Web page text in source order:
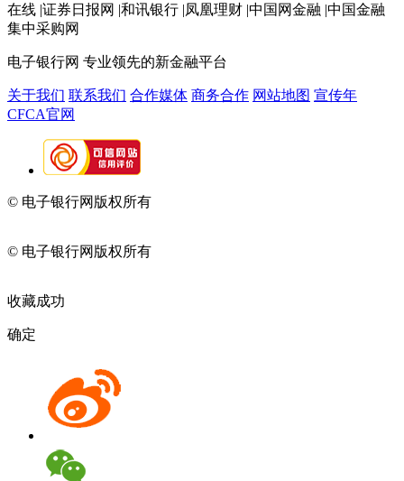
在线 |证券日报网 |和讯银行 |凤凰理财 |中国网金融 |中国金融
集中采购网
电子银行网 专业领先的新金融平台
关于我们 联系我们 合作媒体 商务合作 网站地图 宣传年
CFCA官网
© 电子银行网版权所有
© 电子银行网版权所有
收藏成功
确定